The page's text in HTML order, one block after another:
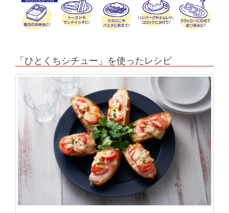
「ひとくちシチュー」を使ったレシピ